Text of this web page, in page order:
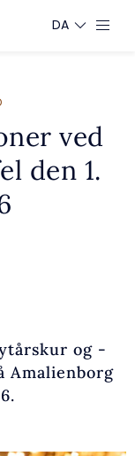
DA
ved
den 1.
og -
Amalienborg